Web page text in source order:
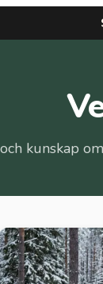
kunskap